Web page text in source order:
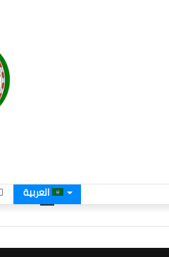
العربية